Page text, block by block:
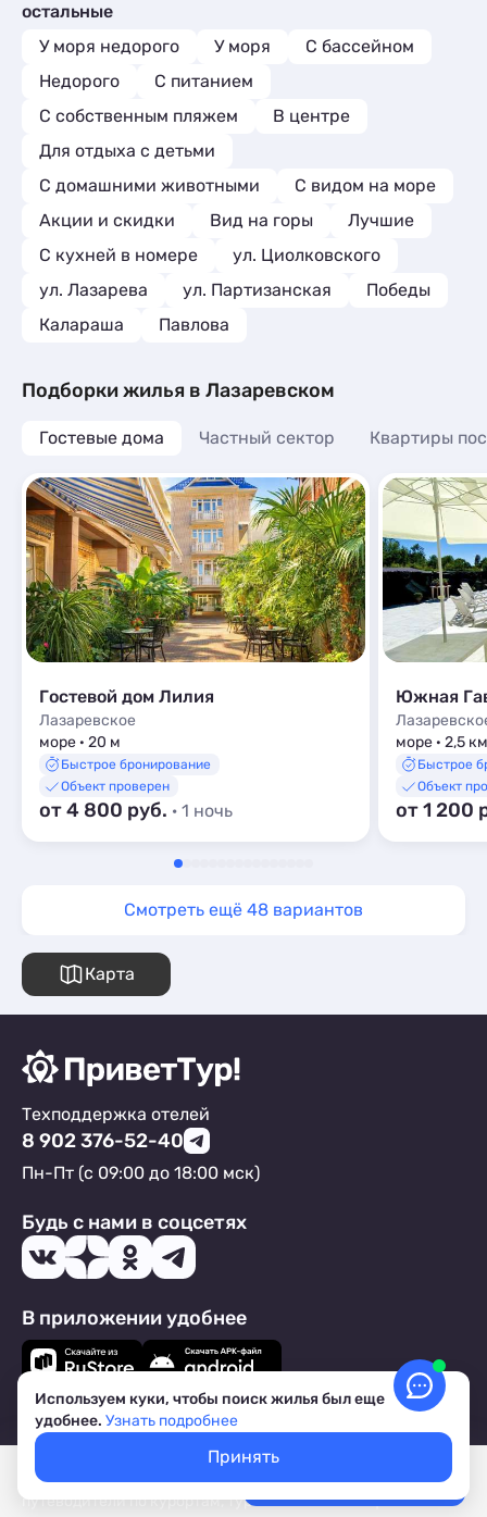
остальные
У моря недорого
У моря
С бассейном
Недорого
С питанием
С собственным пляжем
В центре
Для отдыха с детьми
С домашними животными
С видом на море
Акции и скидки
Вид на горы
Лучшие
C кухней в номере
ул. Циолковского
ул. Лазарева
ул. Партизанская
Победы
Калараша
Павлова
Подборки жилья в Лазаревском
Гостевые дома Частный сектор Квартиры
Гостевой дом Лилия
Лазаревское
море · 20 м
Быстрое бронирование
Объект проверен
от 4 800 руб. · 1 ночь
Южная
море · 2,5 км
Быстрое
Объект
от 1 200
Смотреть ещё 48 вариантов
Карта
Покажем свободное жилье
Выбрать даты
Техподдержка отелей
8 902 376-52-40
Пн-Пт (с 09:00 до 18:00 мск)
Будь с нами в соцсетях
В приложении удобнее
Подпишись на рассылку от ПриветТур!
Каждый месяц тысячи наших туристов получают:
Выгодные предложения от владельцев жилья,
путеводители по курортам, туристические лайфхаки
Используем куки, чтобы поиск жилья был еще
удобнее. Узнать подробнее
Принять